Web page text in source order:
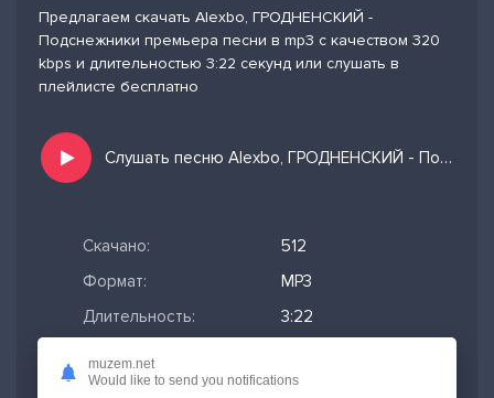
Предлагаем скачать Alexbo, ГРОДНЕНСКИЙ -
Подснежники премьера песни в mp3 с качеством 320
kbps и длительностью 3:22 секунд или слушать в
плейлисте бесплатно
Слушать песню Alexbo, ГРОДНЕНСКИЙ - Подснежники и добавить в избранных
Скачано:
512
Формат:
MP3
Длительность:
3:22
Качество mp3:
320 кбит/с,
muzem.net
Would like to send you notifications